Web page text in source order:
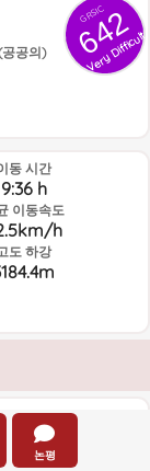
GRSIC
642
Very Difficult
공공의)
동 시간
9:36 h
이동속도
h
도 하강
논평